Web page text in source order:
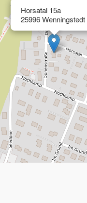
Horsatal 15a
25996 Wenningstedt